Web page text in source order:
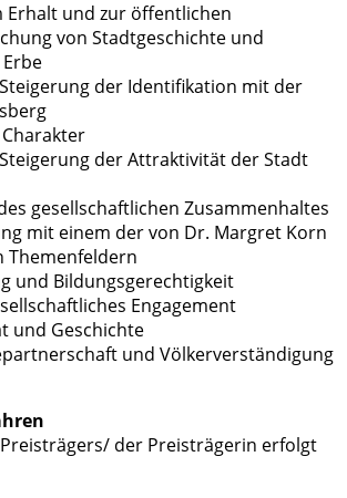
Erhalt und zur öffentlichen
von Stadtgeschichte und
der Identifikation mit der
der Attraktivität der Stadt
gesellschaftlichen Zusammenhaltes
mit einem der von Dr. Margret Korn
Themenfeldern
und Bildungsgerechtigkeit
Engagement
und Geschichte
und Völkerverständigung
der Preisträgerin erfolgt